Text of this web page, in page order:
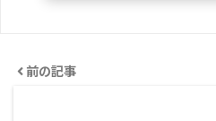
前の記事